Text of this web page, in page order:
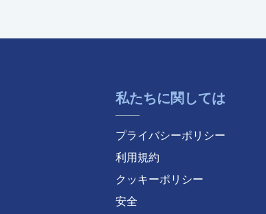
私たちに関しては
プライバシーポリシー
利用規約
クッキーポリシー
安全